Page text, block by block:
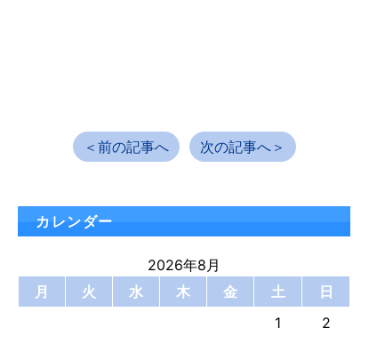
＜前の記事へ 次の記事へ＞
カレンダー
2026年8月
月
火 水 木 金 土
日
1
2